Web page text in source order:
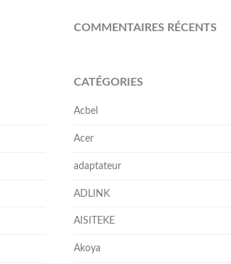
COMMENTAIRES RÉCENTS
CATÉGORIES
Acbel
Acer
adaptateur
ADLINK
AISITEKE
Akoya